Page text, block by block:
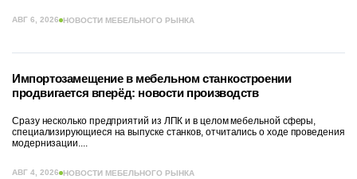
АВГ 6, 2026 НОВОСТИ МЕБЕЛЬНОГО РЫНКА
Импортозамещение в мебельном станкостроении
продвигается вперёд: новости производств
Сразу несколько предприятий из ЛПК и в целом мебельной сферы,
специализирующиеся на выпуске станков, отчитались о ходе проведения
модернизации....
АВГ 4, 2026 НОВОСТИ МЕБЕЛЬНОГО РЫНКА